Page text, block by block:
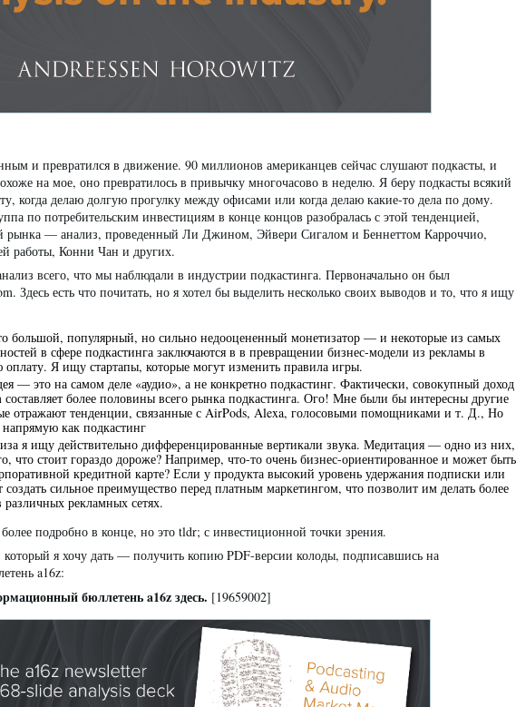
и превратился в движение. 90 миллионов американцев сейчас слушают подкасты, и
на мое, оно превратилось в привычку многочасово в неделю. Я беру подкасты всякий
когда делаю долгую прогулку между офисами или когда делаю какие-то дела по дому.
по потребительским инвестициям в конце концов разобралась с этой тенденцией,
рынка — анализ, проведенный Ли Джином, Эйвери Сигалом и Беннеттом Карроччио,
работы, Конни Чан и других.
всего, что мы наблюдали в индустрии подкастинга. Первоначально он был
Здесь есть что почитать, но я хотел бы выделить несколько своих выводов и то, что я ищу
большой, популярный, но сильно недооцененный монетизатор — и некоторые из самых
в сфере подкастинга заключаются в в превращении бизнес-модели из рекламы в
Я ищу стартапы, которые могут изменить правила игры.
— это на самом деле «аудио», а не конкретно подкастинг. Фактически, совокупный доход
составляет более половины всего рынка подкастинга. Ого! Мне были бы интересны другие
отражают тенденции, связанные с AirPods, Alexa, голосовыми помощниками и т. Д., Но
напрямую как подкастинг
я ищу действительно дифференцированные вертикали звука. Медитация — одно из них,
что стоит гораздо дороже? Например, что-то очень бизнес-ориентированное и может быть
кредитной карте? Если у продукта высокий уровень удержания подписки или
сильное преимущество перед платным маркетингом, что позволит им делать более
различных рекламных сетях.
подробно в конце, но это tldr; с инвестиционной точки зрения.
я хочу дать — получить копию PDF-версии колоды, подписавшись на
a16z:
бюллетень a16z здесь. [19659002]